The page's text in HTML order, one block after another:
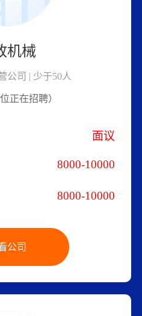
机械
公司 | 少于50人
正在招聘）
面议
8000-10000
8000-10000
公司